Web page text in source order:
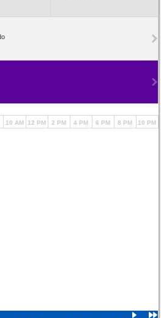
10 AM 12 PM 2 PM 4 PM 6 PM 8 PM 10 PM